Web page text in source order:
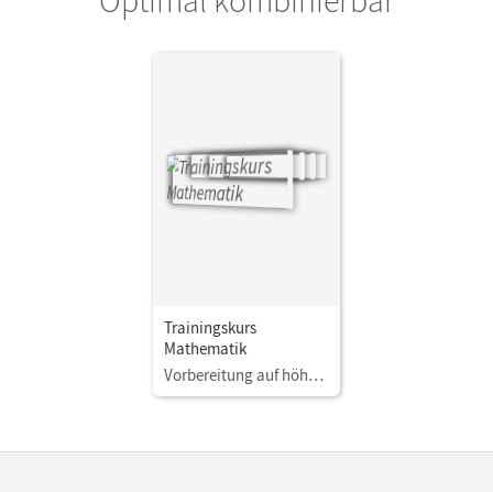
Trainingskurs
Mathematik
Vorbereitung auf höhere berufsbildende Schulen